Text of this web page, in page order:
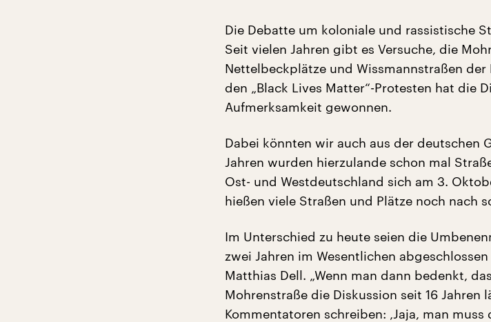
Die Debatte um koloniale und rassistische
Seit vielen Jahren gibt es Versuche, die
Nettelbeckplätze und Wissmannstraßen
den „Black Lives Matter“-Protesten hat die
Aufmerksamkeit gewonnen.
Dabei könnten wir auch aus der deutschen
Jahren wurden hierzulande schon mal
Ost- und Westdeutschland sich am 3.
hießen viele Straßen und Plätze noch nach
Im Unterschied zu heute seien die
zwei Jahren im Wesentlichen
Matthias Dell. „Wenn man dann bedenkt,
Mohrenstraße die Diskussion seit 16 Jahren
Kommentatoren schreiben: ‚Jaja, man